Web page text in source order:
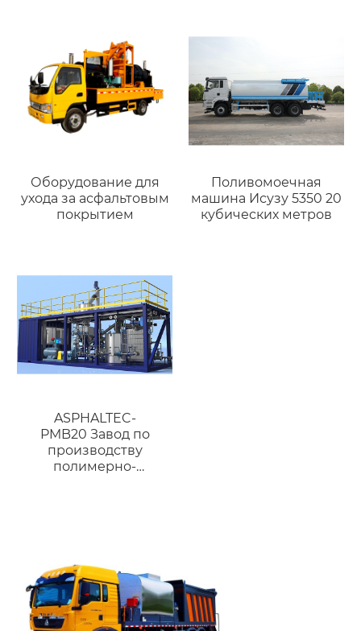
Оборудование для
ухода за асфальтовым
покрытием
Поливомоечная
машина Исузу 5350 20
кубических метров
ASPHALTEC-
PMB20 Завод по
производству
полимерно-